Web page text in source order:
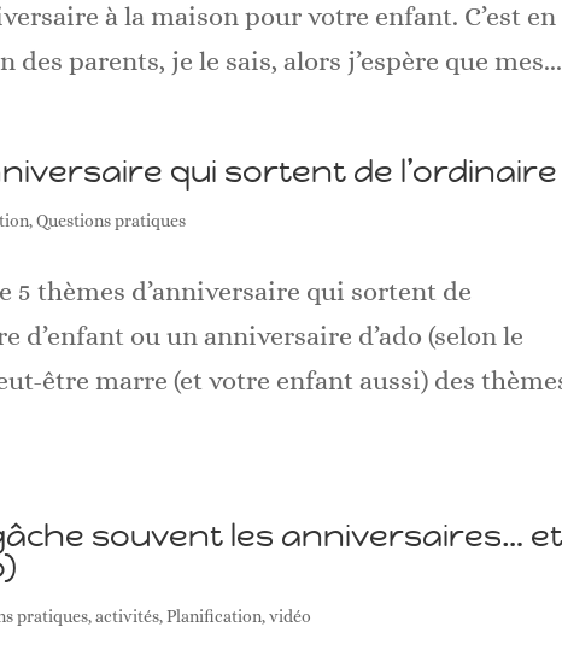
à la maison pour votre enfant. C’est en
parents, je le sais, alors j’espère que mes...
qui sortent de l’ordinaire
,Questions pratiques
5 thèmes d’anniversaire qui sortent de
d’enfant ou un anniversaire d’ado (selon le
être marre (et votre enfant aussi) des
souvent les anniversaires…
pratiques,activités,Planification,vidéo